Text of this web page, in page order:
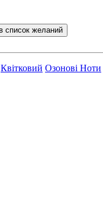
Квітковий Озонові Ноти